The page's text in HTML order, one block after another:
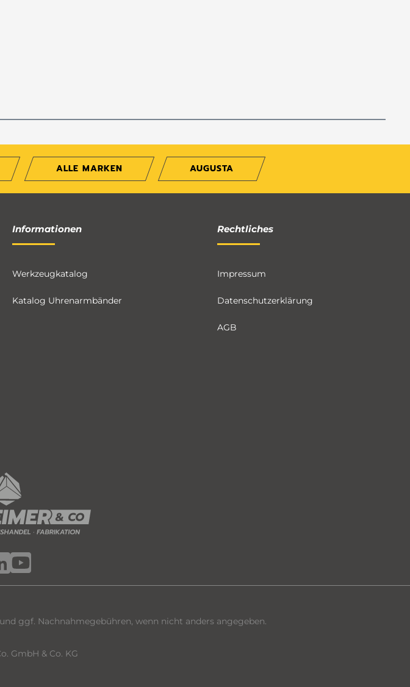
ALLE MARKEN AUGUSTA
Informationen
Werkzeugkatalog
Katalog Uhrenarmbänder
Rechtliches
Impressum
Datenschutzerklärung
AGB
ggf. Nachnahmegebühren, wenn nicht anders angegeben.
GmbH & Co. KG